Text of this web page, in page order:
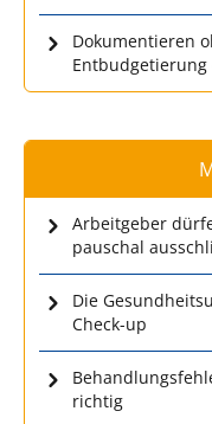
Dokumentieren
Arbeitgeber
pauschal
Die
Check-up
richtig